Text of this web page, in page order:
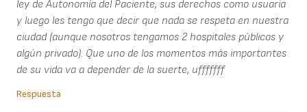
ley de Autonomía del Paciente, sus derechos como usuaria
y luego les tengo que decir que nada se respeta en nuestra
ciudad (aunque nosotros tengamos 2 hospitales públicos y
algún privado). Que uno de los momentos más importantes
de su vida va a depender de la suerte, ufffffff
Respuesta